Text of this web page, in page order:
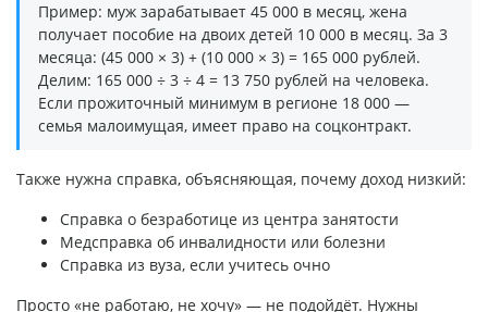
Пример: муж зарабатывает 45 000 в месяц, жена
получает пособие на двоих детей 10 000 в месяц. За 3
месяца: (45 000 × 3) + (10 000 × 3) = 165 000 рублей.
Делим: 165 000 ÷ 3 ÷ 4 = 13 750 рублей на человека.
Если прожиточный минимум в регионе 18 000 —
семья малоимущая, имеет право на соцконтракт.
Также нужна справка, объясняющая, почему доход низкий:
Справка о безработице из центра занятости
Медсправка об инвалидности или болезни
Справка из вуза, если учитесь очно
Просто «не работаю, не хочу» — не подойдёт. Нужны